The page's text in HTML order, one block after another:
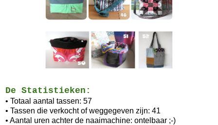
De Statistieken:
• Totaal aantal tassen: 57
• Tassen die verkocht of weggegeven zijn: 41
• Aantal uren achter de naaimachine: ontelbaar ;-)